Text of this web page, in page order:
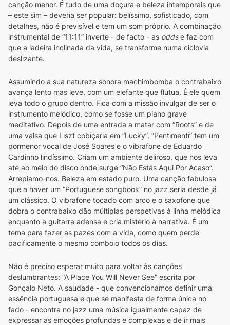
canção menor. É tudo de uma doçura e beleza intemporais que
– este sim – deveria ser popular: belíssimo, sofisticado, com
detalhes, não é previsível e tem um som próprio. A combinação
instrumental de “11:11” inverte - de facto - as odds e faz com
que a ladeira inclinada da vida, se transforme numa ciclovia
deslizante.
Assumindo a sua natureza sonora machimbomba o contrabaixo
avança lento mas leve, com um elefante que flutua. É ele quem
leva todo o grupo dentro. Fica com a missão invulgar de ser o
instrumento melódico, como se fosse um piano grave
meditativo. Depois de uma entrada a matar com “Roots” e de
uma valsa que Liszt cobiçaria em “Lucky”, “Pentimenti” tem um
pormenor vocal de José Soares e o vibrafone de Eduardo
Cardinho lindíssimo. Criam um ambiente deliroso, que nos leva
até ao meio do disco onde surge “Não Estás Aqui Por Acaso”.
Arrepiamo-nos. Beleza em estado puro. Uma canção fabulosa
que a haver um “Portuguese songbook” no jazz seria desde já
um clássico. O vibrafone tocado com arco e o saxofone que
dobra o contrabaixo dão múltiplas perspetivas à linha melódica
enquanto a guitarra adensa e cria mistério à narrativa. É um
tema para fazer as pazes com a vida, como quem perde
pacificamente o mesmo comboio todos os dias.
Não é preciso esperar muito para voltar às canções
deslumbrantes: “A Place You Will Never See” escrita por
Gonçalo Neto. A saudade - que convencionámos definir uma
essência portuguesa e que se manifesta de forma única no
fado - encontra no jazz uma música igualmente capaz de
expressar as emoções profundas e complexas e de ir mais